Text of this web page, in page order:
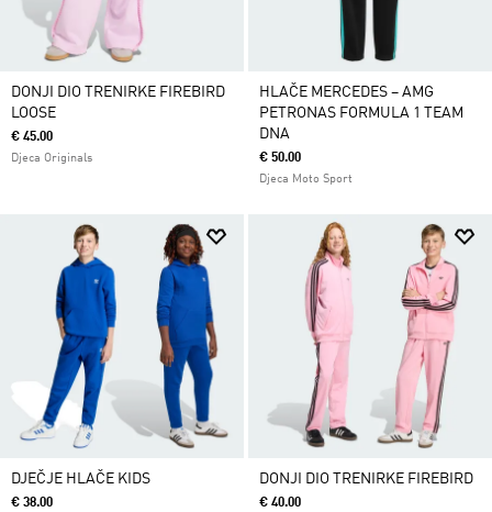
DONJI DIO TRENIRKE FIREBIRD
LOOSE
€ 45.00
Djeca Originals
HLAČE MERCEDES – AMG
PETRONAS FORMULA 1 TEAM
DNA
€ 50.00
Djeca Moto Sport
DJEČJE HLAČE KIDS
€ 38.00
DONJI DIO TRENIRKE FIREBIRD
€ 40.00